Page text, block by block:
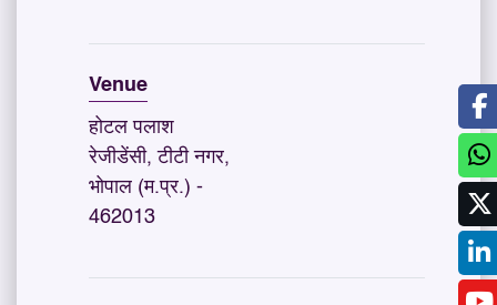
Venue
होटल पलाश
रेजीडेंसी, टीटी नगर,
भोपाल (म.प्र.) -
462013